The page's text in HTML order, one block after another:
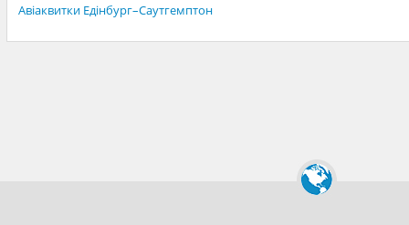
Авіаквитки Едінбург–Саутгемптон